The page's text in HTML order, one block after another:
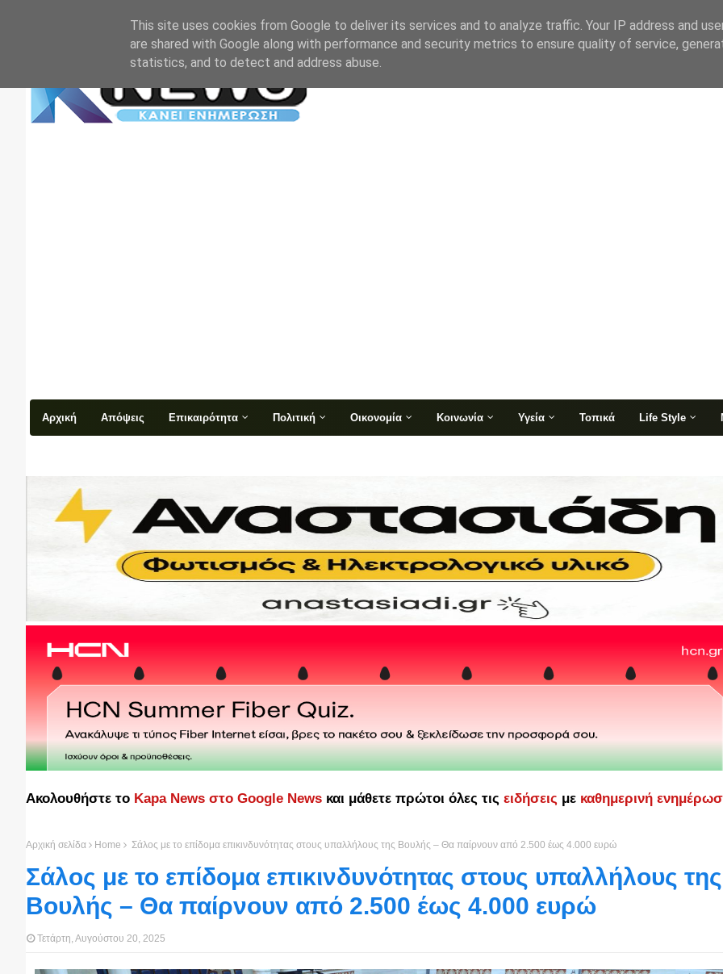
Αρχική Απόψεις Επικαιρότητα Πολιτική Οικονομία Κοινωνία Υγεία Τοπικά Life Style
Ακολουθήστε το Kapa News στο Google News και μάθετε πρώτοι όλες τις ειδήσεις με καθημερινή
Αρχική σελίδα Home Σάλος με το επίδομα επικινδυνότητας στους υπαλλήλους της Βουλής – Θα παίρνουν από 2.500 έως 4.000 ευρώ
Σάλος με το επίδομα επικινδυνότητας στους υπαλλήλους της
Βουλής – Θα παίρνουν από 2.500 έως 4.000 ευρώ
Τετάρτη, Αυγούστου 20, 2025
This site uses cookies from Google to deliver its services and to analyze traffic. Your IP address and
are shared with Google along with performance and security metrics to ensure quality of service,
statistics, and to detect and address abuse.